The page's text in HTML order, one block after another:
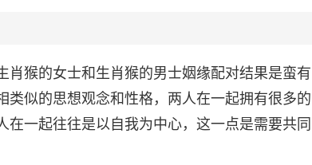
猴的女士和生肖猴的男士姻缘配对结果是蛮有
似的思想观念和性格，两人在一起拥有很多的
一起往往是以自我为中心，这一点是需要共同